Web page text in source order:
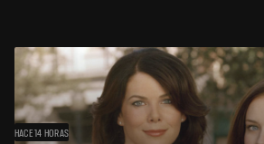
HACE 14 HORAS